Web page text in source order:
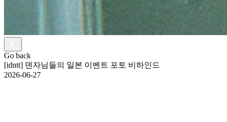
Go back
[idntt] 덴자님들의 일본 이벤트 포토 비하인드
2026-06-27